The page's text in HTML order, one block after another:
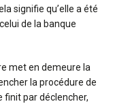
signifie qu’elle a été
de la banque
met en demeure la
la procédure de
finit par déclencher,